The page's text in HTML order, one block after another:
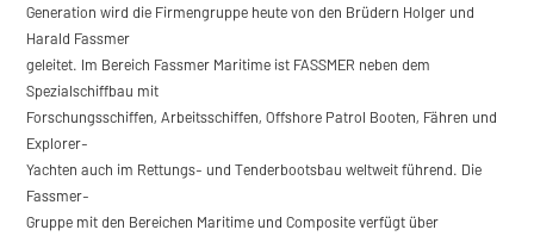
Generation wird die Firmengruppe heute von den Brüdern Holger und
Harald Fassmer
geleitet. Im Bereich Fassmer Maritime ist FASSMER neben dem
Spezialschiffbau mit
Forschungsschiffen, Arbeitsschiffen, Offshore Patrol Booten, Fähren und
Explorer-
Yachten auch im Rettungs- und Tenderbootsbau weltweit führend. Die
Fassmer-
Gruppe mit den Bereichen Maritime und Composite verfügt über